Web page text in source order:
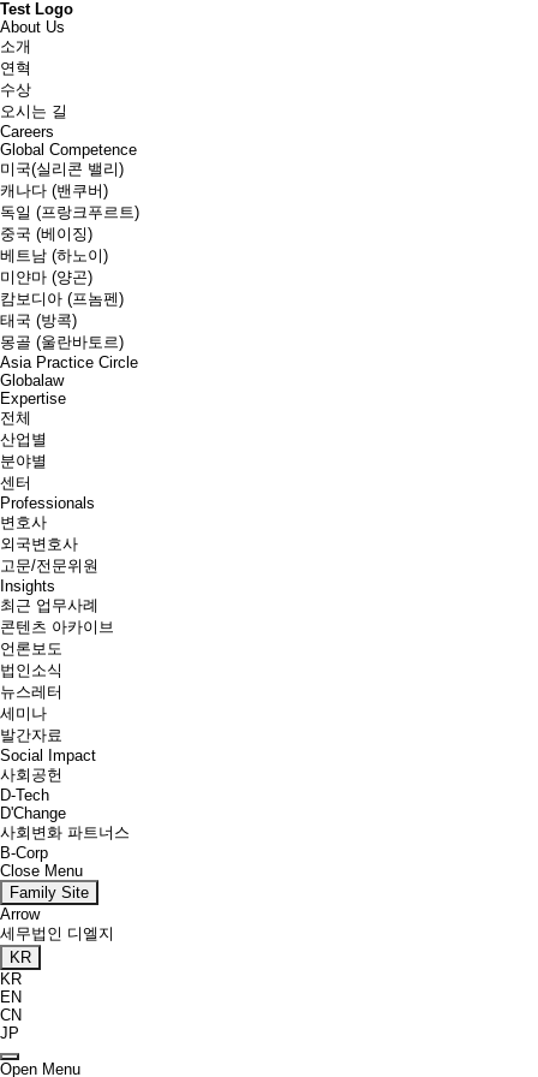
Test Logo
About Us
소개
연혁
수상
오시는 길
Careers
Global Competence
미국(실리콘 밸리)
캐나다 (밴쿠버)
독일 (프랑크푸르트)
중국 (베이징)
베트남 (하노이)
미얀마 (양곤)
캄보디아 (프놈펜)
태국 (방콕)
몽골 (울란바토르)
Asia Practice Circle
Globalaw
Expertise
전체
산업별
분야별
센터
Professionals
변호사
외국변호사
고문/전문위원
Insights
최근 업무사례
콘텐츠 아카이브
언론보도
법인소식
뉴스레터
세미나
발간자료
Social Impact
사회공헌
D-Tech
D'Change
사회변화 파트너스
B-Corp
Close Menu
Family Site
Arrow
세무법인 디엘지
KR
KR
EN
CN
JP
Open Menu